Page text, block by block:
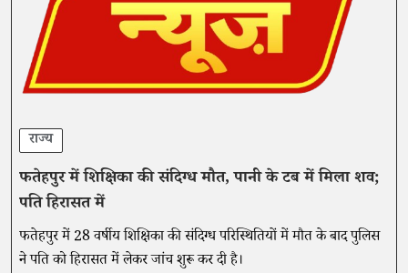
राज्य
फतेहपुर में शिक्षिका की संदिग्ध मौत, पानी के टब में मिला शव;
पति हिरासत में
फतेहपुर में 28 वर्षीय शिक्षिका की संदिग्ध परिस्थितियों में मौत के बाद पुलिस
ने पति को हिरासत में लेकर जांच शुरू कर दी है।